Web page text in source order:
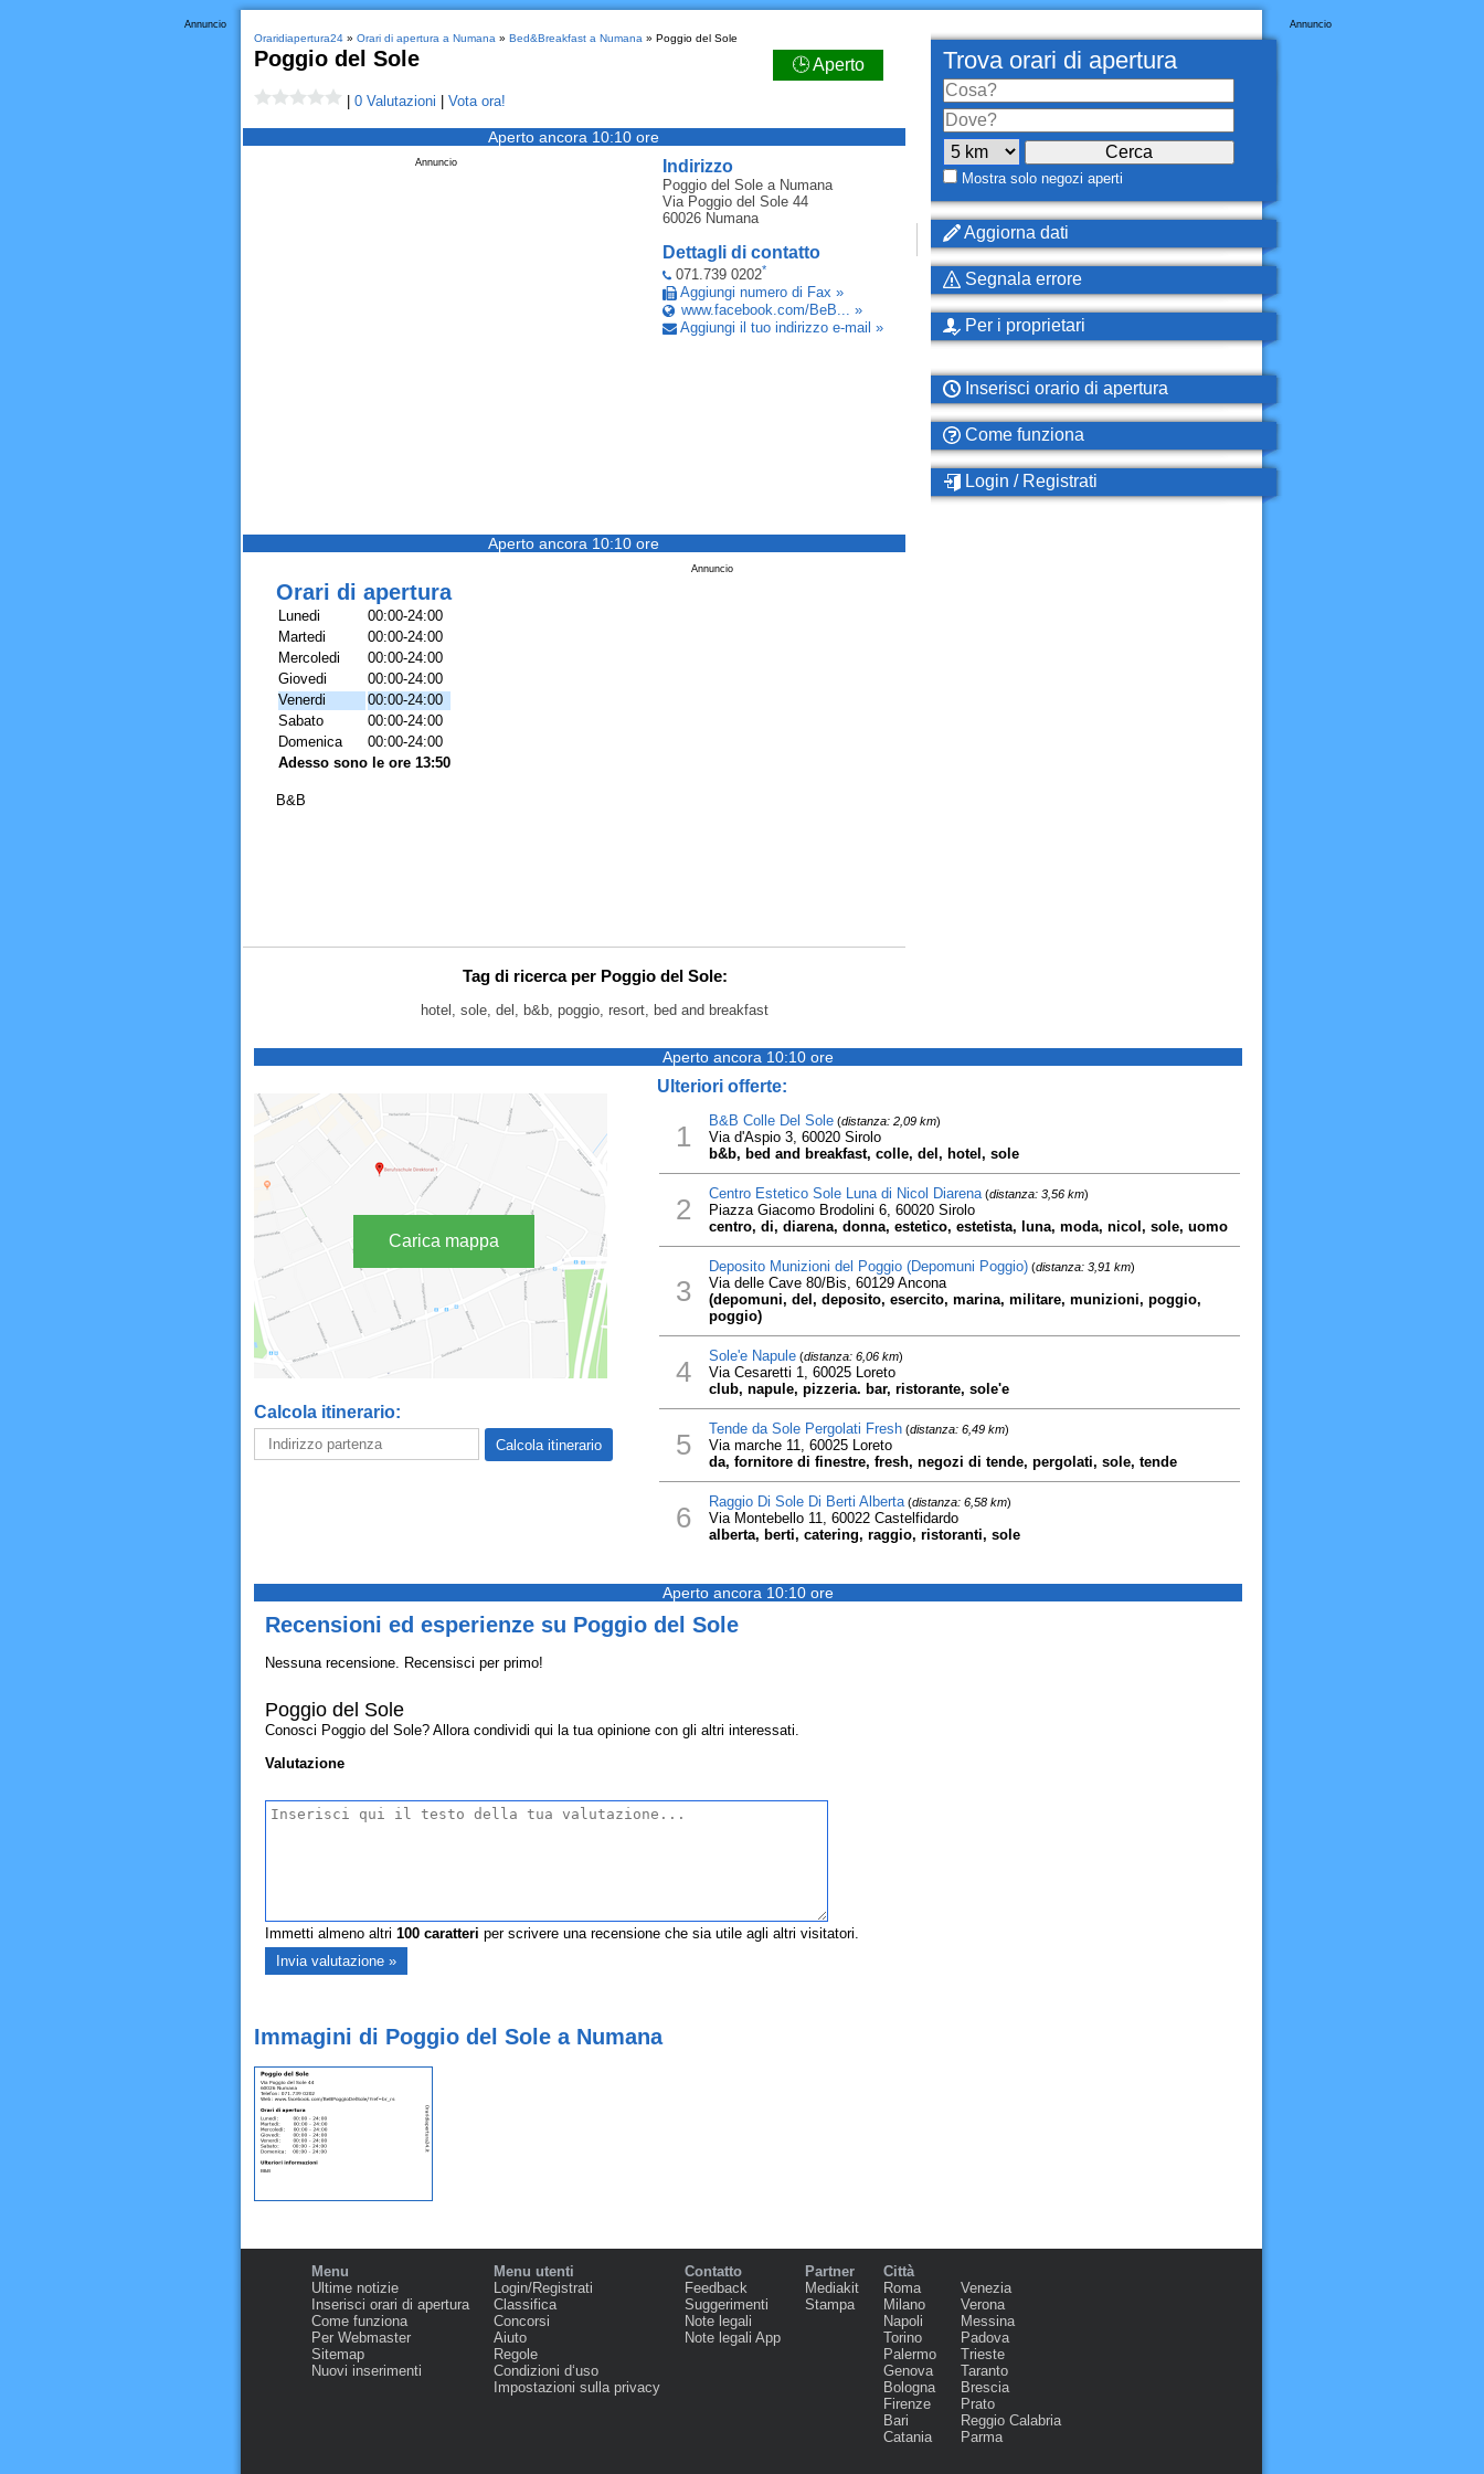
Annuncio
Oraridiapertura24» Orari di apertura a Numana » Bed&Breakfast a Numana » Poggio del Sole
Poggio del Sole 🕒 Aperto
0 Valutazioni Vota ora!
Aperto ancora 10:10 ore
Indirizzo
Poggio del Solea Numana
Via Poggio del Sole 44
60026 Numana
Dettagli di contatto
071.739 0202*
Aggiungi numero di Fax »
www.facebook.com/BeB... »
Aggiungi il tuo indirizzo e-mail »
Annuncio
Aperto ancora 10:10 ore
Annuncio
Orari di apertura
Lunedi
00:00-24:00
Martedi
00:00-24:00
Mercoledi
00:00-24:00
Giovedi
00:00-24:00
Venerdi
00:00-24:00
Sabato
00:00-24:00
Domenica
00:00-24:00
Adesso sono le ore 13:50
B&B
Tag di ricerca per Poggio del Sole:
hotel, sole, del, b&b, poggio, resort, bed and breakfast
Annuncio
Trova orari di apertura
Mostra solo negozi aperti
Aggiorna dati
Segnala errore
Per i proprietari
Inserisci orario di apertura
Come funziona
Login / Registrati
Aperto ancora 10:10 ore
Carica mappa
Calcola itinerario:
Ulteriori offerte:
1 B&B Colle Del Sole(distanza: 2,09 km)
Via d'Aspio 3, 60020 Sirolo
b&b, bed and breakfast, colle, del, hotel, sole
2 Centro Estetico Sole Luna di Nicol Diarena(distanza: 3,56 km)
Piazza Giacomo Brodolini 6, 60020 Sirolo
centro, di, diarena, donna, estetico, estetista, luna, moda, nicol, sole, uomo
3
Deposito Munizioni del Poggio (Depomuni Poggio)(distanza: 3,91 km)
Via delle Cave 80/Bis, 60129 Ancona
(depomuni, del, deposito, esercito, marina, militare, munizioni, poggio,
poggio)
4 Sole'e Napule(distanza: 6,06 km)
Via Cesaretti 1, 60025 Loreto
club, napule, pizzeria. bar, ristorante, sole'e
5 Tende da Sole Pergolati Fresh(distanza: 6,49 km)
Via marche 11, 60025 Loreto
da, fornitore di finestre, fresh, negozi di tende, pergolati, sole, tende
6 Raggio Di Sole Di Berti Alberta(distanza: 6,58 km)
Via Montebello 11, 60022 Castelfidardo
alberta, berti, catering, raggio, ristoranti, sole
Aperto ancora 10:10 ore
Recensioni ed esperienze su Poggio del Sole
Nessuna recensione. Recensisci per primo!
Poggio del Sole
Conosci Poggio del Sole? Allora condividi qui la tua opinione con gli altri interessati.
Valutazione
Immetti almeno altri 100caratteri per scrivere una recensione che sia utile agli altri visitatori.
Immagini di Poggio del Sole a Numana
Menu
Ultime notizie
Inserisci orari di apertura
Come funziona
Per Webmaster
Sitemap
Nuovi inserimenti
Menu utenti
Login/Registrati
Classifica
Concorsi
Aiuto
Regole
Condizioni d‘uso
Impostazioni sulla privacy
Contatto
Feedback
Suggerimenti
Note legali
Note legali App
Partner
Mediakit
Stampa
Città
Roma
Milano
Napoli
Torino
Palermo
Genova
Bologna
Firenze
Bari
Catania
Venezia
Verona
Messina
Padova
Trieste
Taranto
Brescia
Prato
Reggio Calabria
Parma